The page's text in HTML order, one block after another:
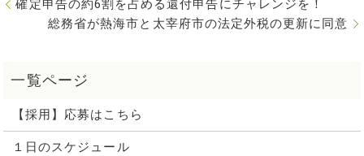
確定申告の約6割を占める還付申告にチャレンジを！
総務省が熱海市と太宰府市の法定外税の更新に同意
【採用】応募はこちら
１日のスケジュール